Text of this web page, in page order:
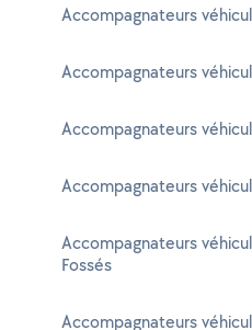
Accompagnateurs
Accompagnateurs
Accompagnateurs
Accompagnateurs
Accompagnateurs
Fossés
Accompagnateurs